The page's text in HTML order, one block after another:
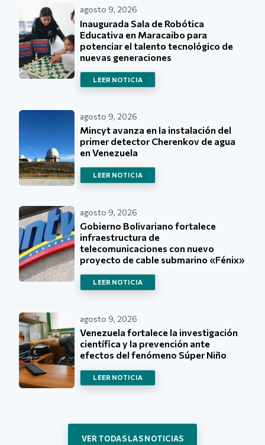
agosto 9, 2026
Inaugurada Sala de Robótica
Educativa en Maracaibo para
potenciar el talento tecnológico de
nuevas generaciones
LEER NOTICIA
agosto 9, 2026
Mincyt avanza en la instalación del
primer detector Cherenkov de agua
en Venezuela
LEER NOTICIA
agosto 9, 2026
Gobierno Bolivariano fortalece
infraestructura de
telecomunicaciones con nuevo
proyecto de cable submarino «Fénix»
LEER NOTICIA
agosto 9, 2026
Venezuela fortalece la investigación
científica y la prevención ante
efectos del fenómeno Súper Niño
LEER NOTICIA
VER TODAS LAS NOTICIAS